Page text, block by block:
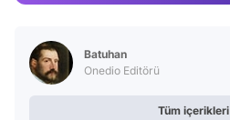
Batuhan
Onedio Editörü
Tüm içerikleri